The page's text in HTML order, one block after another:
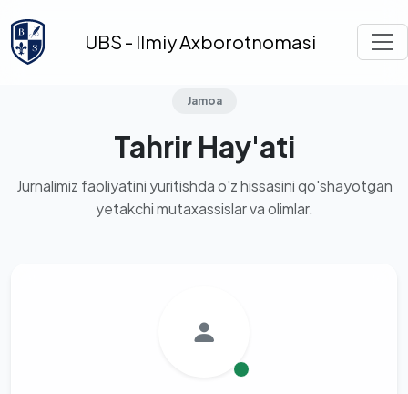
UBS - Ilmiy Axborotnomasi
Jamoa
Tahrir Hay'ati
Jurnalimiz faoliyatini yuritishda o'z hissasini qo'shayotgan
yetakchi mutaxassislar va olimlar.